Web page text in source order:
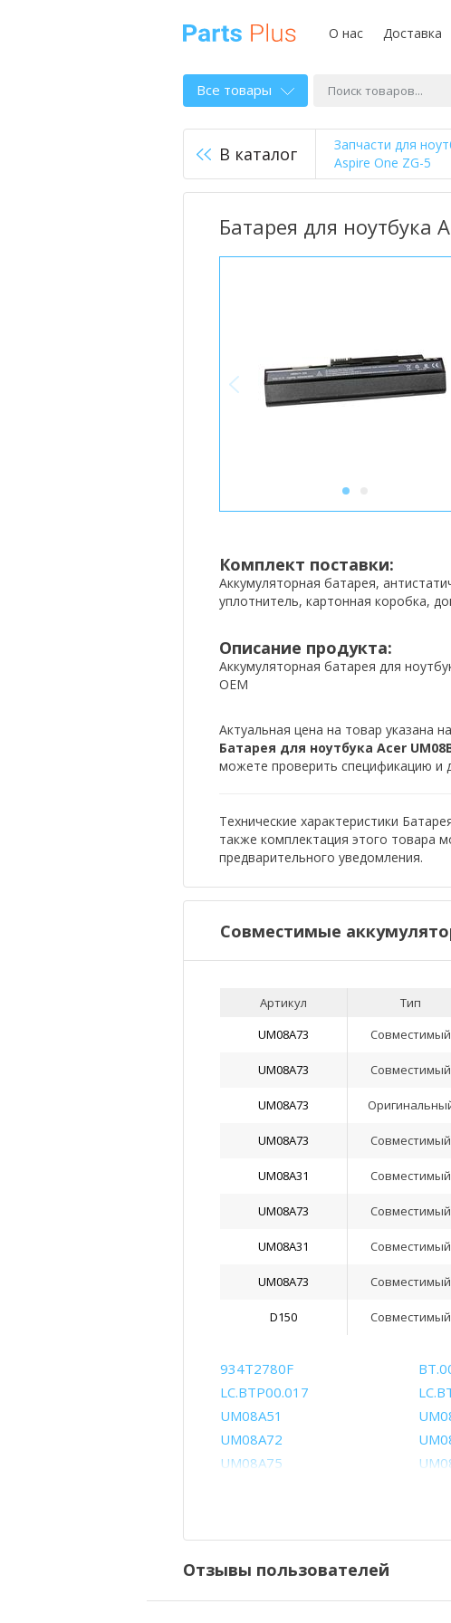
О нас Доставка
Все товары
В каталог Запчасти для
Aspire One ZG-5
Батарея для ноутбука
1
Комплект поставки:
Аккумуляторная батарея,
уплотнитель, картонная коробка,
Описание продукта:
Аккумуляторная батарея для
OEM
Актуальная цена на товар указана
Батарея для ноутбука Acer
можете проверить спецификацию и
Технические характеристики
также комплектация этого товара
предварительного уведомления.
Совместимые
Артикул Тип
UM08A73
Совместимый
UM08A73 Совместимый
UM08A73
UM08A73 Совместимый
UM08A31 Совместимый
UM08A73 Совместимый
UM08A31 Совместимый
UM08A73 Совместимый
D150 Совместимый
934T2780F
LC.BTP00.017
UM08A51
UM08A72
UM08A75
Отзывы пользователей